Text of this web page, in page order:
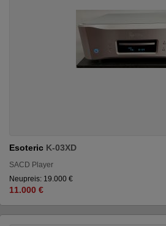
Esoteric K-03XD
SACD Player
Neupreis: 19.000 €
11.000 €